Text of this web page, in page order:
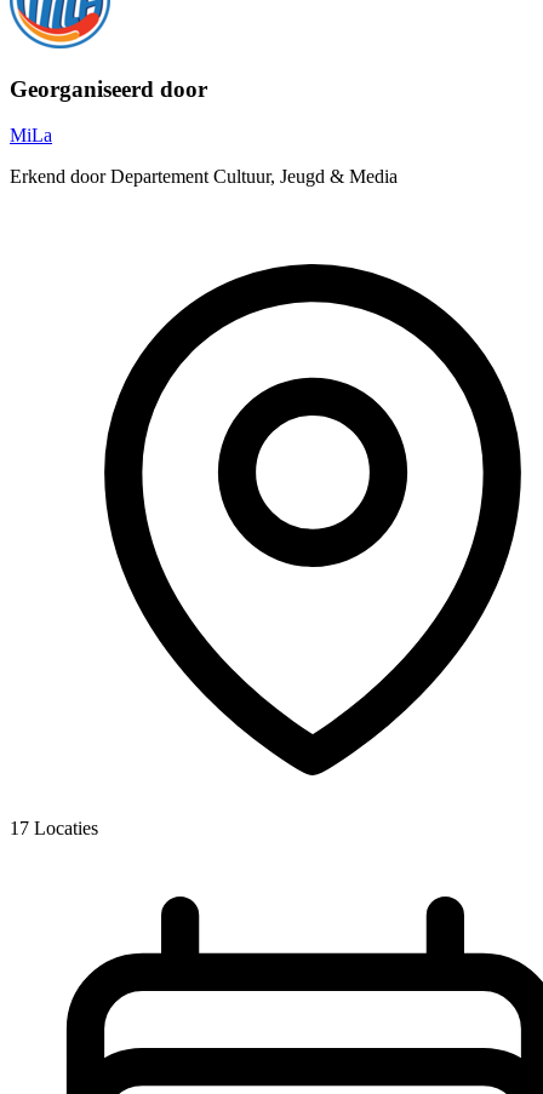
Georganiseerd door
MiLa
Erkend door Departement Cultuur, Jeugd & Media
17 Locaties